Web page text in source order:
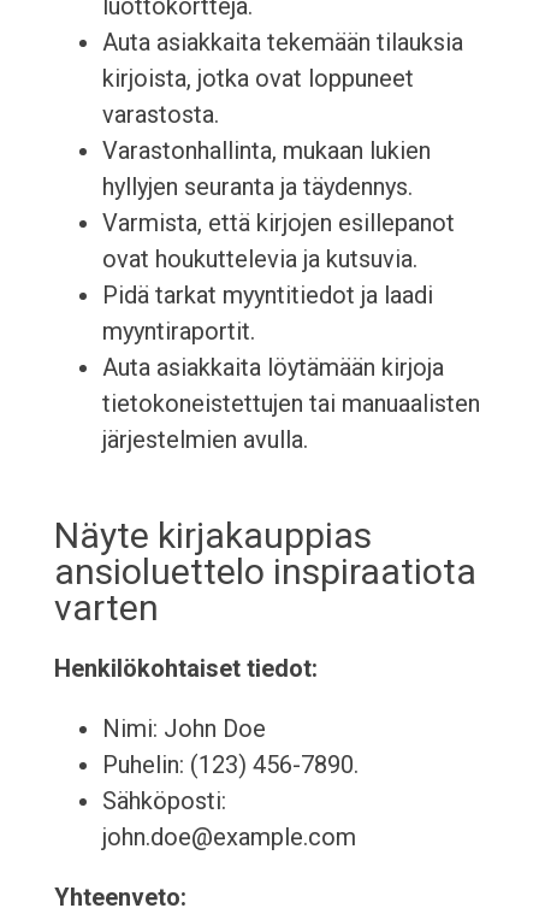
luottokortteja.
Auta asiakkaita tekemään tilauksia
kirjoista, jotka ovat loppuneet
varastosta.
Varastonhallinta, mukaan lukien
hyllyjen seuranta ja täydennys.
Varmista, että kirjojen esillepanot
ovat houkuttelevia ja kutsuvia.
Pidä tarkat myyntitiedot ja laadi
myyntiraportit.
Auta asiakkaita löytämään kirjoja
tietokoneistettujen tai manuaalisten
järjestelmien avulla.
Näyte kirjakauppias
ansioluettelo inspiraatiota
varten
Henkilökohtaiset tiedot:
Nimi: John Doe
Puhelin: (123) 456-7890.
Sähköposti:
john.doe@example.com
Yhteenveto: